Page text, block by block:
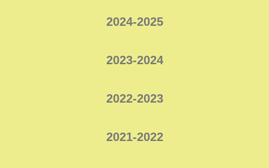
2024-2025
2023-2024
2022-2023
2021-2022